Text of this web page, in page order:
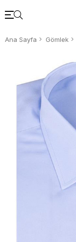
Ana Sayfa Gömlek